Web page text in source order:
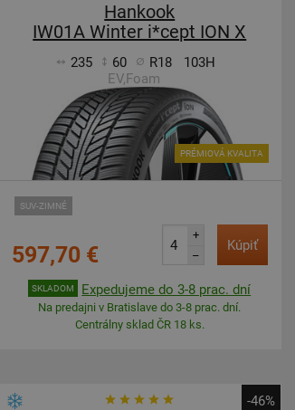
Hankook
IW01A Winter i*cept ION X
235 60 R18
103H
EV,Foam
SUV-ZIMNÉ
PRÉMIOVÁ KVALITA
597,70 €
+
–
Kúpiť
SKLADOM Expedujeme do 3-8 prac. dní
Na predajni v Bratislave do 3-8 prac. dní.
Centrálny sklad ČR 18 ks.
-46%